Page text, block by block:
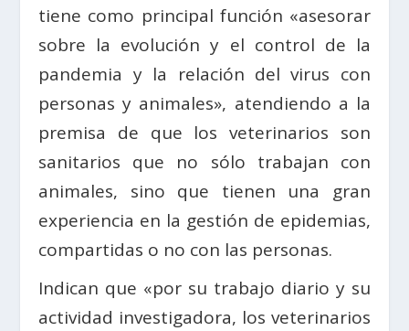
tiene como principal función «asesorar
sobre la evolución y el control de la
pandemia y la relación del virus con
personas y animales», atendiendo a la
premisa de que los veterinarios son
sanitarios que no sólo trabajan con
animales, sino que tienen una gran
experiencia en la gestión de epidemias,
compartidas o no con las personas.
Indican que «por su trabajo diario y su
actividad investigadora, los veterinarios